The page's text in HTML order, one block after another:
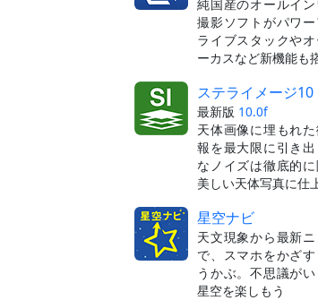
純国産のオールイ
撮影ソフトがパワー
ライブスタックや
ーカスなど新機能も
ステライメージ10
最新版 10.0f
天体画像に埋もれ
報を最大限に引き
なノイズは徹底的
美しい天体写真に仕
星空ナビ
天文現象から最新ニ
で、スマホをかざ
うかぶ。不思議が
星空を楽しもう